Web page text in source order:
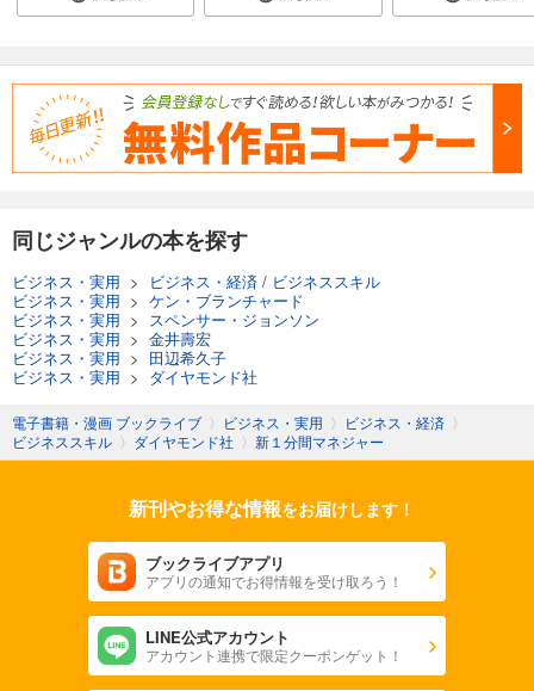
同じジャンルの本を探す
ビジネス・実用 > ビジネス・経済 / ビジネススキル
ビジネス・実用 > ケン・ブランチャード
ビジネス・実用 >
スペンサー・ジョンソン
ビジネス・実用 > 金井壽宏
ビジネス・実用 > 田辺希久子
ビジネス・実用 > ダイヤモンド社
電子書籍・漫画 ブックライブ 〉 ビジネス・実用 〉 ビジネス・経済 〉
ビジネススキル 〉 ダイヤモンド社 〉 新１分間マネジャー
新刊やお得な情報をお届けします！
ブックライブアプリ
アプリの通知でお得情報を受け取ろう！
LINE公式アカウント
アカウント連携で限定クーポンゲット！